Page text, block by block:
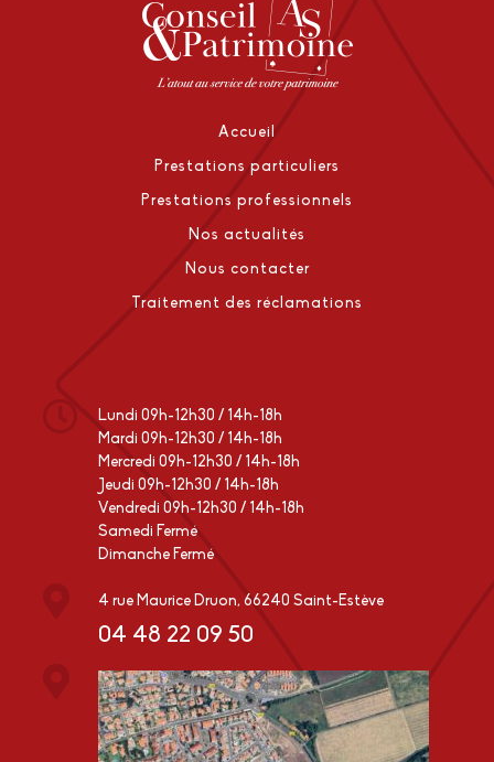
Accueil
Prestations particuliers
Prestations professionnels
Nos actualités
Nous contacter
Traitement des réclamations
Lundi 09h-12h30 / 14h-18h
Mardi 09h-12h30 / 14h-18h
Mercredi 09h-12h30 / 14h-18h
Jeudi 09h-12h30 / 14h-18h
Vendredi 09h-12h30 / 14h-18h
Samedi Fermé
Dimanche Fermé
4 rue Maurice Druon, 66240 Saint-Estève
04 48 22 09 50